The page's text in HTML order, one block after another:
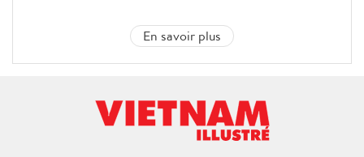
En savoir plus